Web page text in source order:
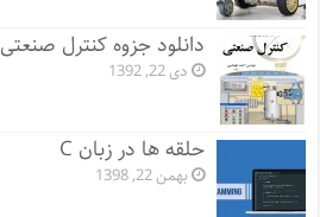
دانلود جزوه کنترل صنعتی
دی 22, 1392
حلقه ها در زبان C
بهمن 22, 1398